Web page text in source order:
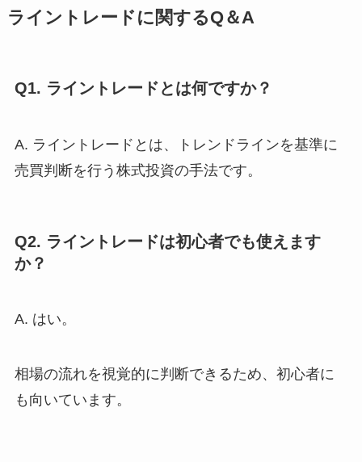
ライントレードに関するQ＆A
Q1. ライントレードとは何ですか？
A. ライントレードとは、トレンドラインを基準に
売買判断を行う株式投資の手法です。
Q2. ライントレードは初心者でも使えます
か？
A. はい。
相場の流れを視覚的に判断できるため、初心者に
も向いています。